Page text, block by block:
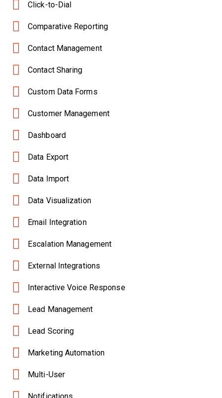
Click-to-Dial
Comparative Reporting
Contact Management
Contact Sharing
Custom Data Forms
Customer Management
Dashboard
Data Export
Data Import
Data Visualization
Email Integration
Escalation Management
External Integrations
Interactive Voice Response
Lead Management
Lead Scoring
Marketing Automation
Multi-User